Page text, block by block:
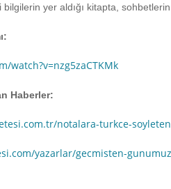
yer aldığı kitapta, sohbetlerin
watch?v=nzg5zaCTKMk
Haberler:
notalara-turkce-
yazarlar/gecmisten-